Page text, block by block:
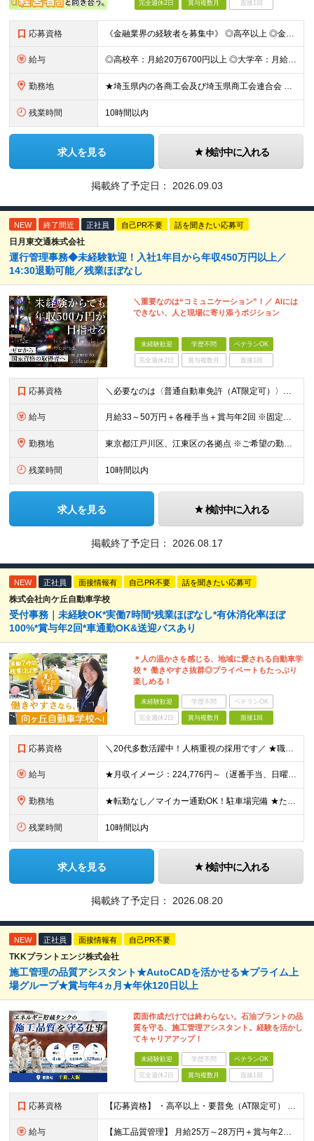
完全週休2日 賞与複数月 面接1回
応募資格 《金融業界の経験者を募集中》 ◎高卒以上 ◎金融業界での何かしらの実務経験がある方 ◎普通自動車免許をお持ちの方（AT限定可・取得見込みもOK） ※経験・スキルのみならず、人物・意欲の部分も重視して選
給与 ◎高校卒：月給20万6700円以上 ◎大学卒：月給23万7600円以上 ※上記は新卒初任給の給料です。卒業後に一定の経歴がある場合は、経歴に応じた額が基本給に加算される場合があります。 【固定残業代
勤務地 ★埼玉県内の各商工会及び埼玉県商工会連合会 ◎鴻巣市商工会／埼玉県鴻巣市本町6-4-20 ◎桶川市商工会／埼玉県桶川市鴨川1-4-3 ◎鶴ヶ島市商工会／埼玉県鶴ヶ島市大字鶴ヶ丘855 ◎日高市商工会
残業時間 10時間以内
求人を見る 検討中に入れる
掲載終了予定日： 2026.09.03
NEW 終了間近 正社員 自己PR不要 話を聞きたい応募可
日月東交通株式会社
運行管理事務◆未経験歓迎！入社1年目から年収450万円以上／
14:30退勤可能／残業ほぼなし
＼重要なのは“コミュニケーション”！／ AIには
できない、人と現場に寄り添うポジション
未経験歓迎 学歴不問 ベテランOK
完全週休2日 賞与複数月 面接1回
応募資格 ＼必要なのは〈普通自動車免許（AT限定可）〉のみ／ ■未経験歓迎 ■学歴不問 ■第二新卒・ブランクOK ＼異職種からの転職者が多数活躍しています／ ■ドライバー…タクシー／ハイヤー／バスなど ■店舗
給与 月給33～50万円＋各種手当＋賞与年2回 ※固定残業代（59,400円～90,000円／30時間分）を含みます。 ※超過分は別途全額支給いたします。 ※経験・年齢・スキルなどを考慮し、当社規程により
勤務地 東京都江戸川区、江東区の各拠点 ※ご希望の勤務地を考慮 ※車・バイク通勤OK（拠点による） ※社用車貸与（規程あり）
残業時間 10時間以内
求人を見る 検討中に入れる
掲載終了予定日： 2026.08.17
NEW 正社員 面接情報有 自己PR不要 話を聞きたい応募可
株式会社向ケ丘自動車学校
受付事務｜未経験OK*実働7時間*残業ほぼなし*有休消化率ほぼ
100%*賞与年2回*車通勤OK&送迎バスあり
＊人の温かさを感じる、地域に愛される自動車学
校＊ 働きやすさ抜群◎プライベートもたっぷり
楽しめる！
未経験歓迎 学歴不問 ベテランOK
完全週休2日 賞与複数月 面接1回
応募資格 ＼20代多数活躍中！人柄重視の採用です／ ★職種・業種未経験OK！ ★第二新卒歓迎 ★高卒以上 ━━━━━━━━━━━━━━━━━ 事務経験は不問！人柄重視の採用です♪ ━━━━━━━━━━━━━━
給与 ★月収イメージ：224,776円～（遅番手当、日曜手当など含む）＋賞与年2回 月給20万720円～＋残業代全額支給＋各種手当＋賞与年2回 ┗遅番シフト、日曜の出勤でプラスで手当支給！ ┗他にも、家族
勤務地 ★転勤なし／マイカー通勤OK！駐車場完備 ★たまプラーザ／新百合ヶ丘／登戸などから送迎バスも出ています！ 【向ケ丘自動車学校】 神奈川県川崎市宮前区菅生4-6-1 ※(変更の範囲)勤務地に変更なし
残業時間 10時間以内
求人を見る 検討中に入れる
掲載終了予定日： 2026.08.20
NEW 正社員 面接情報有 自己PR不要
TKKプラントエンジ株式会社
施工管理の品質アシスタント★AutoCADを活かせる★プライム上
場グループ★賞与年4ヵ月★年休120日以上
図面作成だけでは終わらない。石油プラントの品
質を守る、施工管理アシスタント。経験を活かし
てキャリアアップ！
未経験歓迎 学歴不問 ベテランOK
完全週休2日 賞与複数月 面接1回
応募資格 【応募資格】 ・高卒以上・要普免（AT限定可） ・AutoCADの経験者 →自社で図面を一部変更する場合があるため。設計分野は不問です。 ・施工図面が読めること 【歓迎する経験】 ◎AutoCADの
給与 【施工品質管理】 月給25万～28万円＋賞与年2回（原則固定支給額4ヵ月分）＋諸手当（残業手当全額など） ※経験・能力・前職給与を考慮して優遇します。 ※残業代は別途全額支給します。 ※試用期間は6